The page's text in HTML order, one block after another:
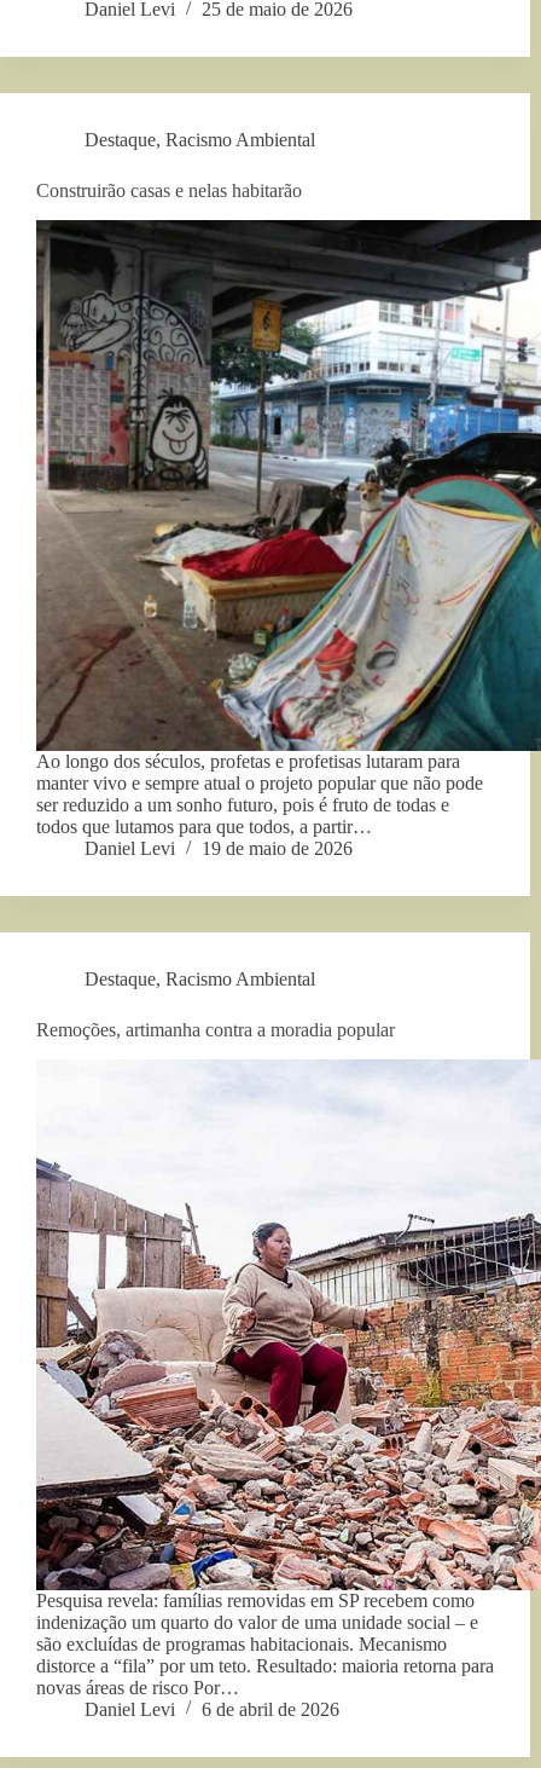
Daniel Levi 25 de maio de 2026
Destaque, Racismo Ambiental
Construirão casas e nelas habitarão
Ao longo dos séculos, profetas e profetisas lutaram para
manter vivo e sempre atual o projeto popular que não pode
ser reduzido a um sonho futuro, pois é fruto de todas e
todos que lutamos para que todos, a partir…
Daniel Levi
19 de maio de 2026
Destaque, Racismo Ambiental
Remoções, artimanha contra a moradia popular
Pesquisa revela: famílias removidas em SP recebem como
indenização um quarto do valor de uma unidade social – e
são excluídas de programas habitacionais. Mecanismo
distorce a “fila” por um teto. Resultado: maioria retorna para
novas áreas de risco Por…
Daniel Levi
6 de abril de 2026